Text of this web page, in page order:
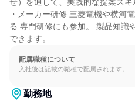
・メーカー研修 三菱電機や横河
る 専門研修にも参加。 製品知識
できます。
配属職種について
入社後は記載の職種で配属されます。
勤務地